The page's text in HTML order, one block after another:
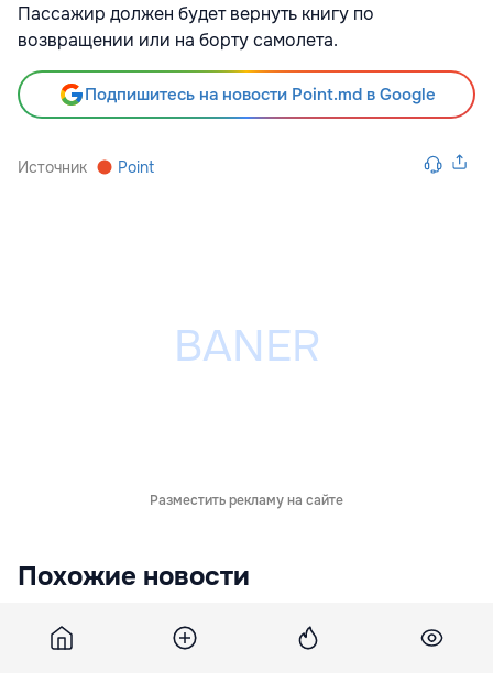
Пассажир должен будет вернуть книгу по
возвращении или на борту самолета.
Подпишитесь на новости Point.md в Google
Источник Point
Разместить рекламу на сайте
Похожие новости